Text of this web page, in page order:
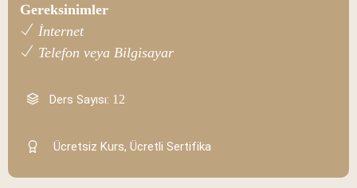
Gereksinimler
İnternet
Telefon veya Bilgisayar
Ders Sayısı: 12
Ücretsiz Kurs, Ücretli Sertifika